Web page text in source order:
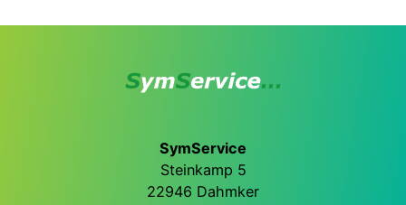
SymService
Steinkamp 5
22946 Dahmker